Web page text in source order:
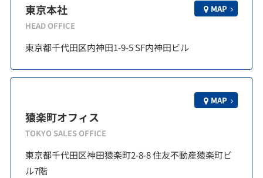
東京本社
HEAD OFFICE
MAP
東京都千代田区内神田1-9-5 SF内神田ビル
猿楽町オフィス
TOKYO SALES OFFICE
MAP
東京都千代田区神田猿楽町2-8-8 住友不動産猿楽町ビ
ル7階